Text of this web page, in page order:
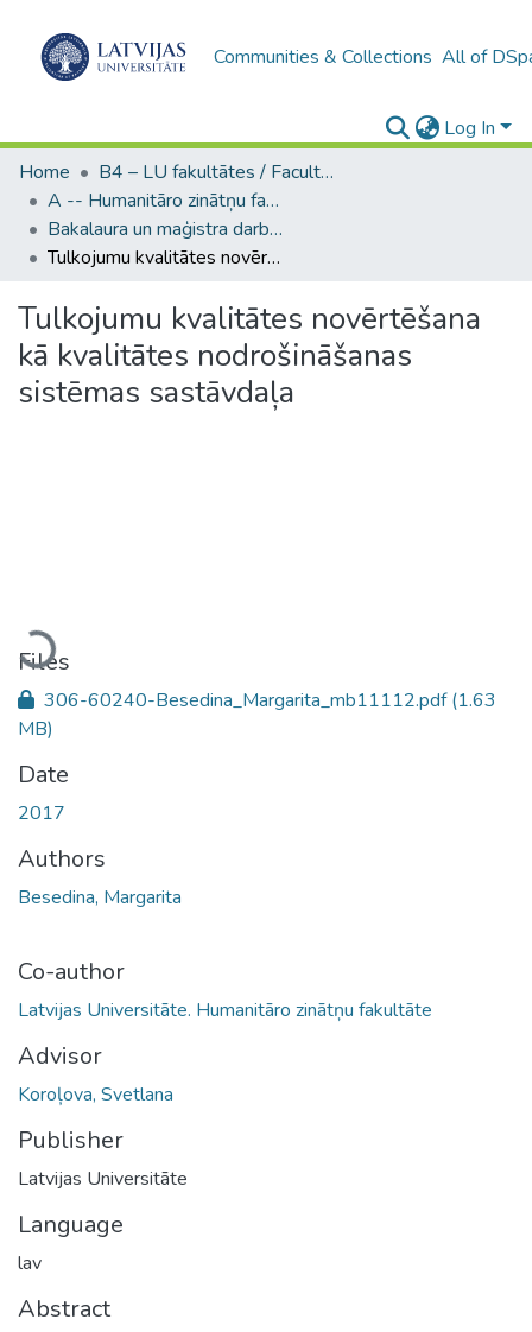
Communities & Collections All of
Log In
Home
B4 – LU fakultātes / Faculties of the UL
A -- Humanitāro zinātņu fakultāte / Faculty of Humanities
Bakalaura un maģistra darbi (HZF) / Bachelor's and Master's theses
Tulkojumu kvalitātes novērtēšana kā kvalitātes nodrošināšanas sistēmas sastāvdaļa
Tulkojumu kvalitātes novērtēšana
kā kvalitātes nodrošināšanas
sistēmas sastāvdaļa
Loading...
Files
306-60240-Besedina_Margarita_mb11112.pdf(1.63
MB)
Date
2017
Authors
Besedina, Margarita
Co-author
Latvijas Universitāte. Humanitāro zinātņu fakultāte
Advisor
Koroļova, Svetlana
Publisher
Latvijas Universitāte
Language
lav
Abstract